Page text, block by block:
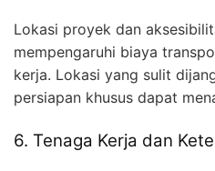
Lokasi proyek dan
mempengaruhi biaya
kerja. Lokasi yang sulit
persiapan khusus dapat
6. Tenaga Kerja dan